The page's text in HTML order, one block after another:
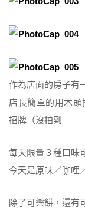
作為店面的房子有
店長簡單的用木
招牌（沒拍到
每天限量３種口味
今天是原味／咖哩
除了可樂餅，還有